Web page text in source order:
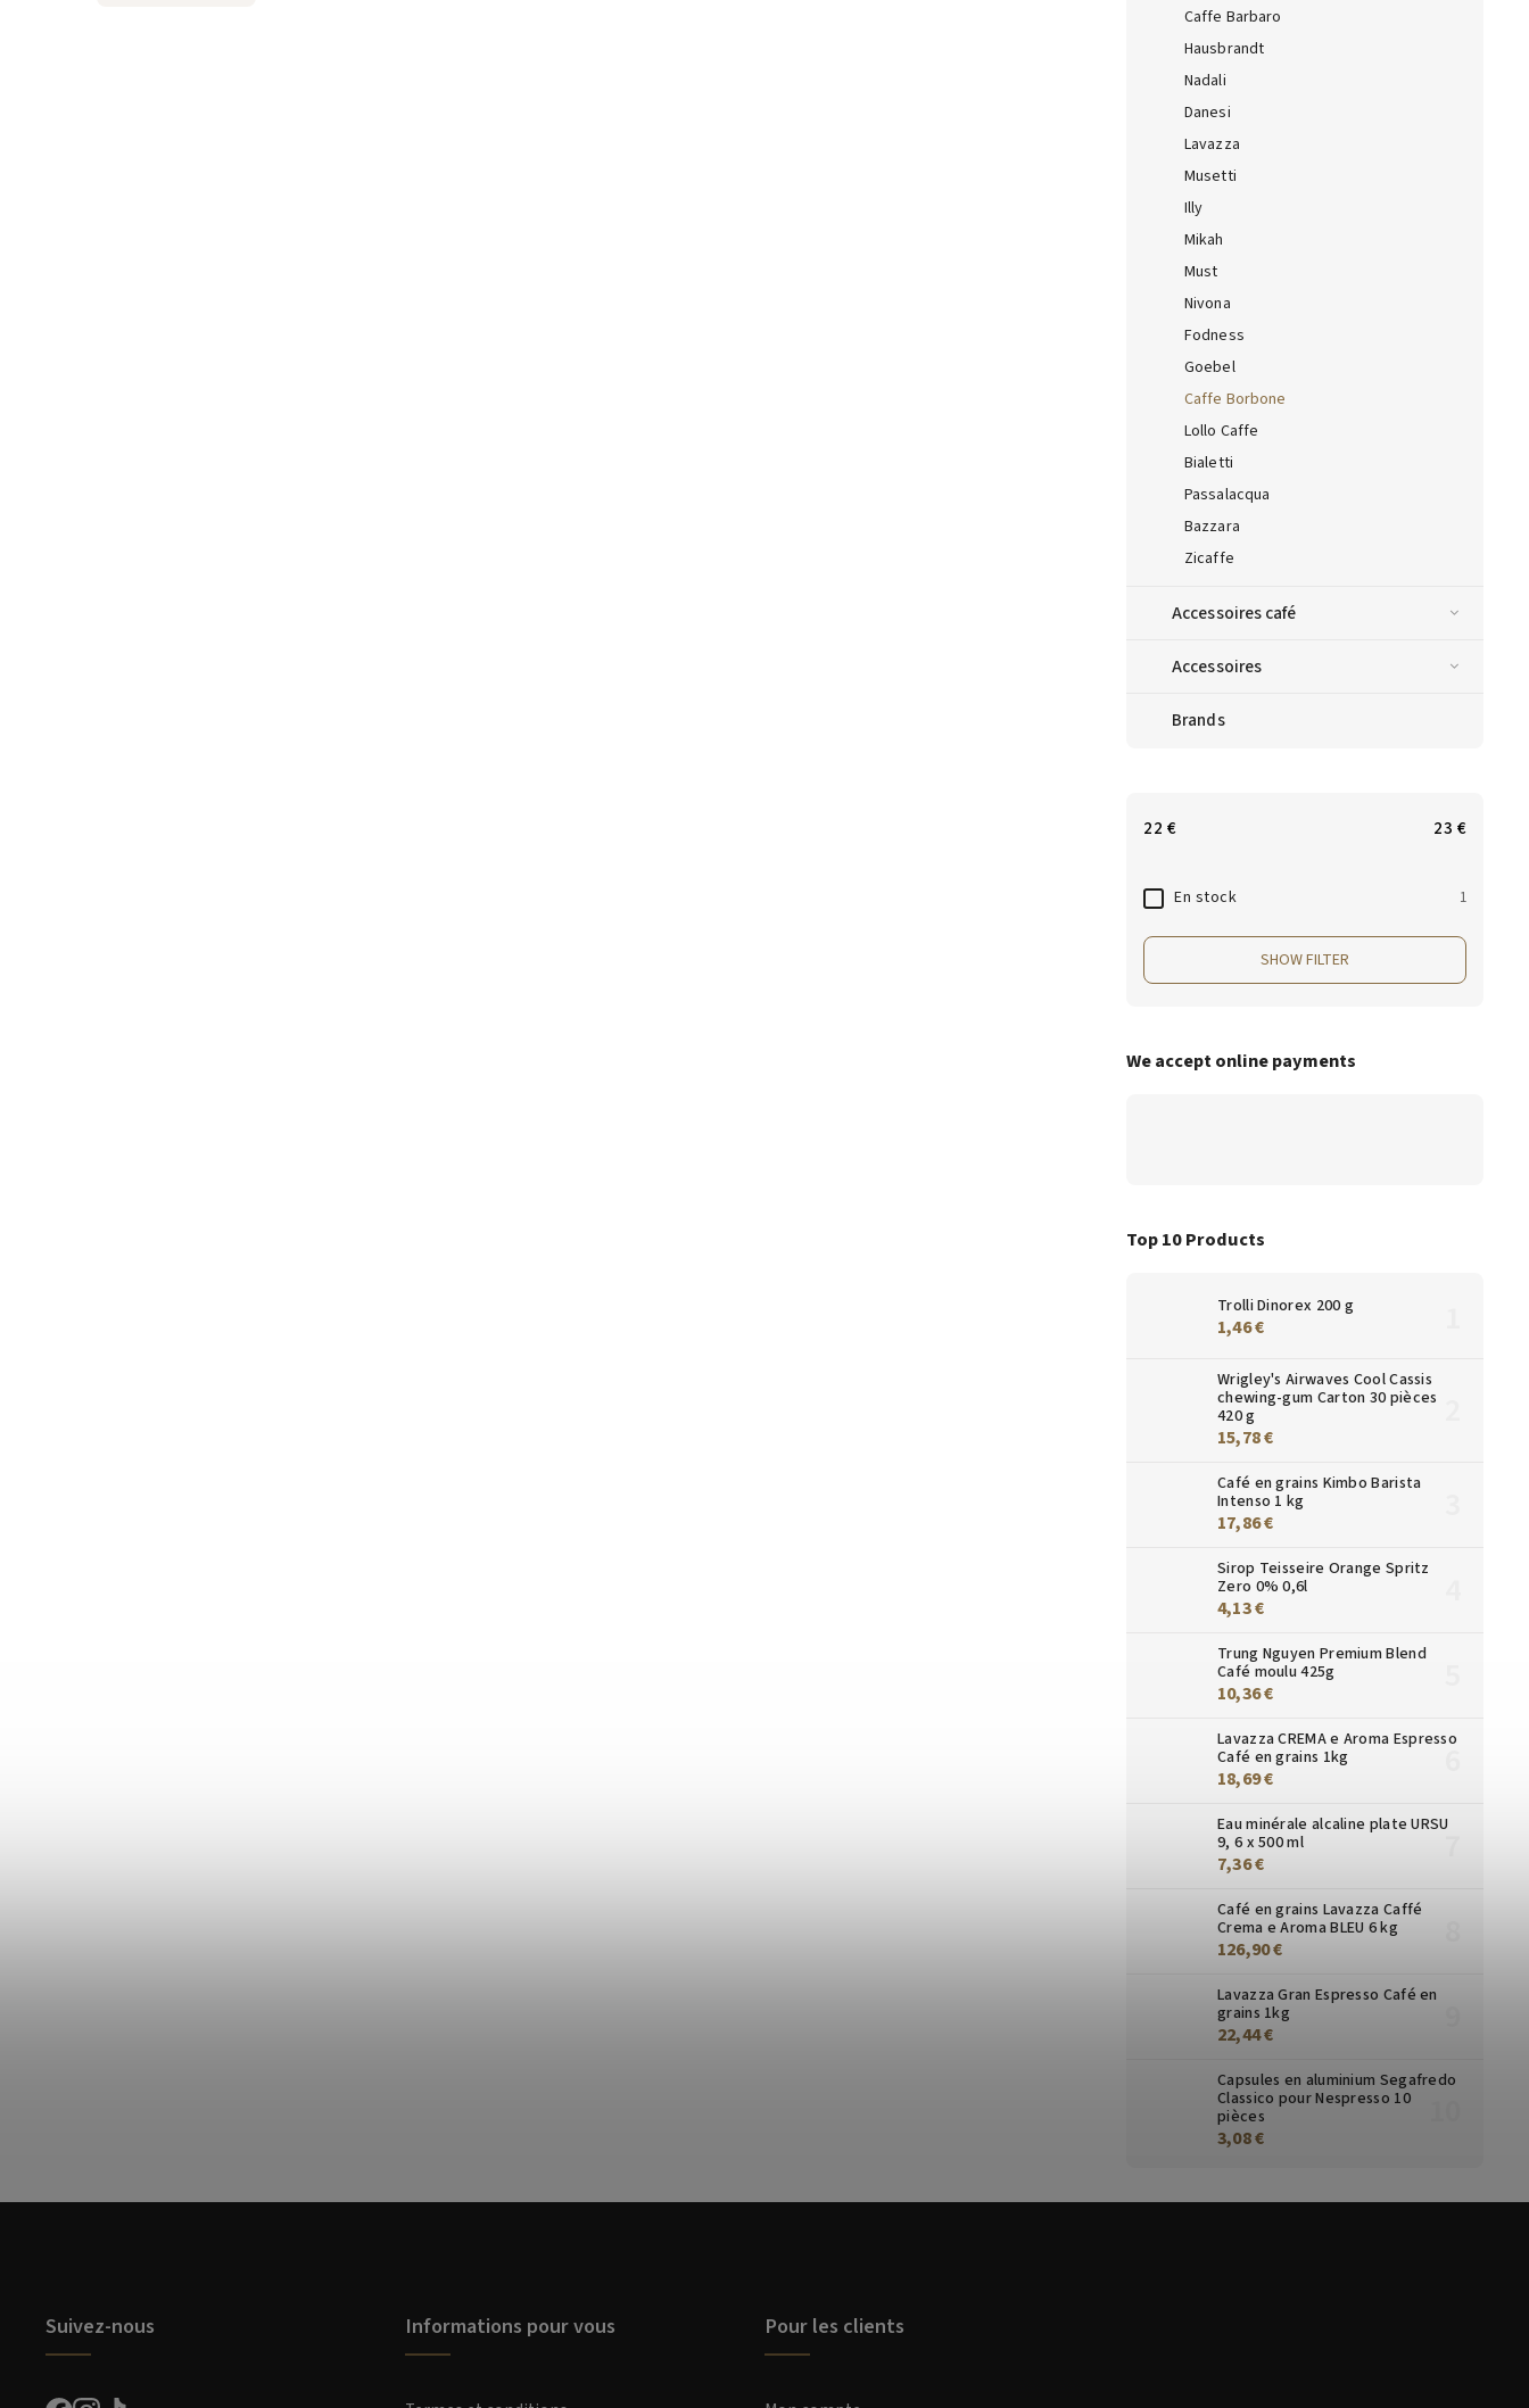
Caffe Barbaro
Hausbrandt
Nadali
Danesi
Lavazza
Musetti
Illy
Mikah
Must
Nivona
Fodness
Goebel
Caffe Borbone
Lollo Caffe
Bialetti
Passalacqua
Bazzara
Zicaffe
Accessoires café
Accessoires
Brands
22 € 23 €
En stock 1
SHOW FILTER
We accept online payments
Top 10 Products
Trolli Dinorex 200 g
1,46 €
Wrigley's Airwaves Cool Cassis
chewing-gum Carton 30 pièces
420 g
15,78 €
Café en grains Kimbo Barista
Intenso 1 kg
17,86 €
Sirop Teisseire Orange Spritz
Zero 0% 0,6l
4,13 €
Trung Nguyen Premium Blend
Café moulu 425g
10,36 €
Lavazza CREMA e Aroma Espresso
Café en grains 1kg
18,69 €
Eau minérale alcaline plate URSU
9, 6 x 500 ml
7,36 €
Café en grains Lavazza Caffé
Crema e Aroma BLEU 6 kg
126,90 €
Lavazza Gran Espresso Café en
grains 1kg
22,44 €
Capsules en aluminium Segafredo
Classico pour Nespresso 10
pièces
3,08 €
Suivez-nous Informations pour vous Pour les clients